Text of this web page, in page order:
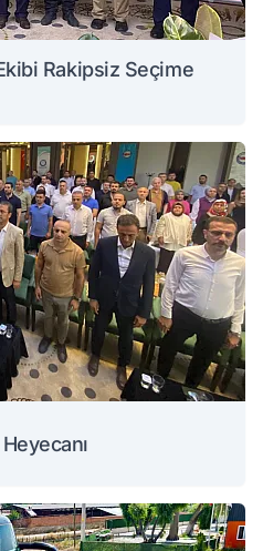
Rakipsiz Seçime